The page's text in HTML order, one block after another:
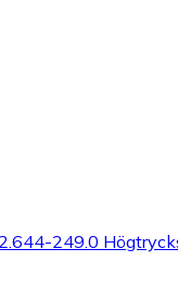
249.0